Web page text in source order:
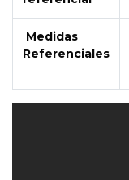
Medidas
Referenciales